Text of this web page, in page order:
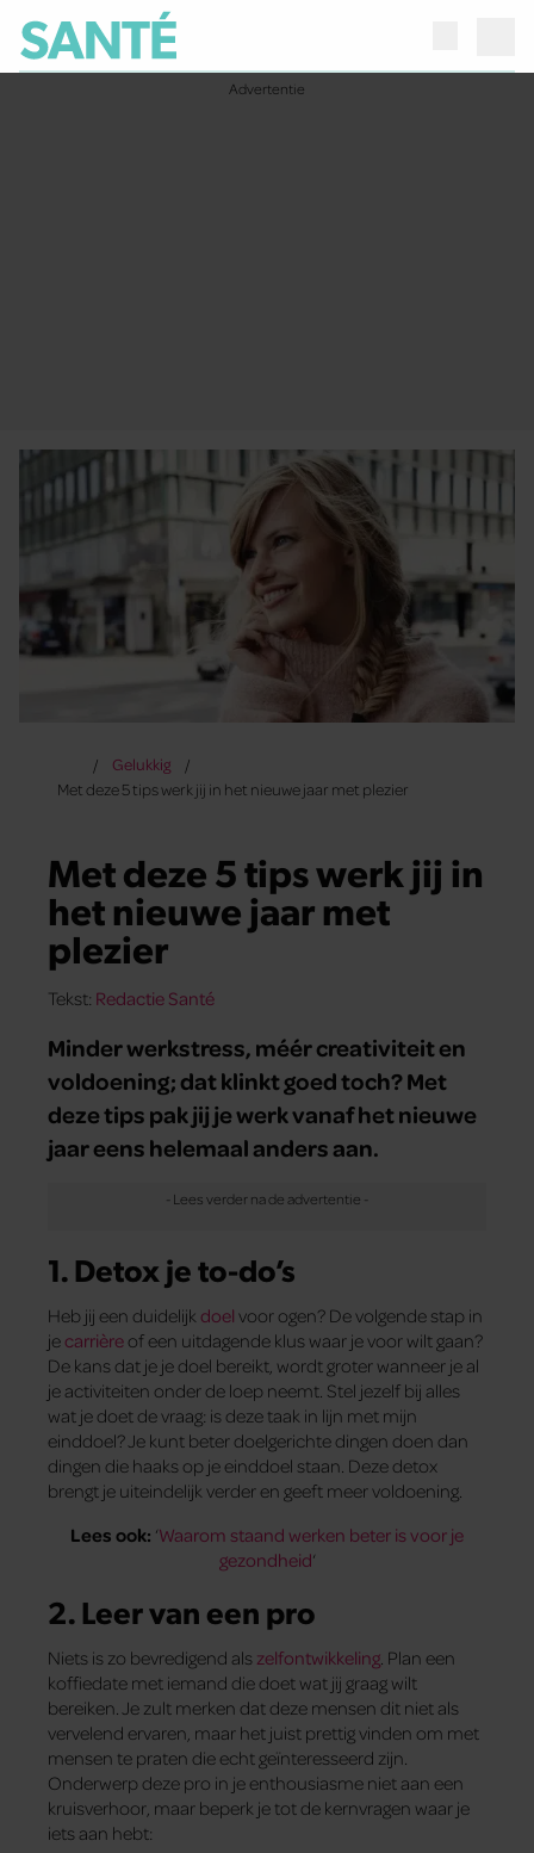
Gelukkig
Met deze 5 tips werk jij in het nieuwe jaar met plezier
Met deze 5 tips werk jij in
het nieuwe jaar met
plezier
Tekst: Redactie Santé
Minder werkstress, méér creativiteit en
voldoening; dat klinkt goed toch? Met
deze tips pak jij je werk vanaf het nieuwe
jaar eens helemaal anders aan.
1. Detox je to-do’s
Heb jij een duidelijkdoel voor ogen? De volgende stap in
jecarrière of een uitdagende klus waar je voor wilt gaan?
De kans dat je je doel bereikt, wordt groter wanneer je al
je activiteiten onder de loep neemt. Stel jezelf bij alles
wat je doet de vraag: is deze taak in lijn met mijn
einddoel? Je kunt beter doelgerichte dingen doen dan
dingen die haaks op je einddoel staan. Deze detox
brengt je uiteindelijk verder en geeft meer voldoening.
Lees ook: ‘Waarom staand werken beter is voor je
gezondheid‘
2. Leer van een pro
Niets is zo bevredigend als zelfontwikkeling. Plan een
koffiedate met iemand die doet wat jij graag wilt
bereiken. Je zult merken dat deze mensen dit niet als
vervelend ervaren, maar het juist prettig vinden om met
mensen te praten die echt geïnteresseerd zijn.
Onderwerp deze pro in je enthousiasme niet aan een
kruisverhoor, maar beperk je tot de kernvragen waar je
iets aan hebt: